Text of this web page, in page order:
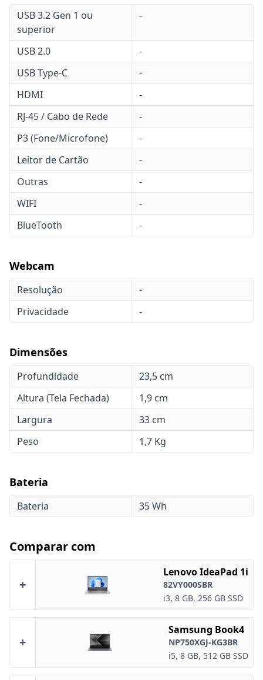
USB 3.2 Gen 1 ou
superior
-
USB 2.0
-
USB Type-C
-
HDMI
-
RJ-45 / Cabo de Rede
-
P3 (Fone/Microfone)
-
Leitor de Cartão
-
Outras
-
WIFI
-
BlueTooth
-
Webcam
Resolução
-
Privacidade
-
Dimensões
Profundidade
23,5 cm
Altura (Tela Fechada)
1,9 cm
Largura
33 cm
Peso
1,7 Kg
Bateria
Bateria 35 Wh
Comparar com
+
Lenovo IdeaPad 1i
82VY000SBR
i3, 8 GB, 256 GB SSD
+
Samsung Book4
NP750XGJ-KG3BR
i5, 8 GB, 512 GB SSD